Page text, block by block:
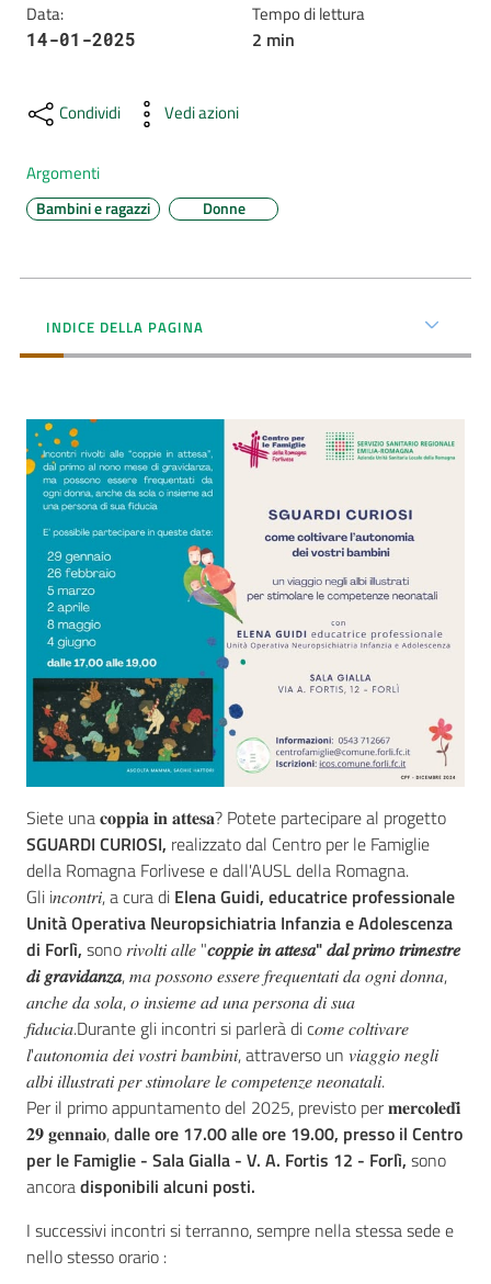
Carta
Servizi
a...
e
su
Data:
14-01-2025
Tempo di lettura
2 min
Condividi Vedi azioni
Argomenti
Bambini e ragazzi Donne
INDICE DELLA PAGINA
Siete una 𝐜𝐨𝐩𝐩𝐢𝐚 𝐢𝐧 𝐚𝐭𝐭𝐞𝐬𝐚? Potete partecipare al progetto
SGUARDI CURIOSI, realizzato dal Centro per le Famiglie
della Romagna Forlivese e dall'AUSL della Romagna.
Gli i𝑛𝑐𝑜𝑛𝑡𝑟𝑖, a cura di Elena Guidi, educatrice professionale
Unità Operativa Neuropsichiatria Infanzia e Adolescenza
di Forlì, sono 𝑟𝑖𝑣𝑜𝑙𝑡𝑖 𝑎𝑙𝑙𝑒 "𝑐𝑜𝑝𝑝𝑖𝑒 𝑖𝑛 𝑎𝑡𝑡𝑒𝑠𝑎" 𝑑𝑎𝑙 𝑝𝑟𝑖𝑚𝑜 𝑡𝑟𝑖𝑚𝑒𝑠𝑡𝑟𝑒
𝑑𝑖 𝑔𝑟𝑎𝑣𝑖𝑑𝑎𝑛𝑧𝑎, 𝑚𝑎 𝑝𝑜𝑠𝑠𝑜𝑛𝑜 𝑒𝑠𝑠𝑒𝑟𝑒 𝑓𝑟𝑒𝑞𝑢𝑒𝑛𝑡𝑎𝑡𝑖 𝑑𝑎 𝑜𝑔𝑛𝑖 𝑑𝑜𝑛𝑛𝑎,
𝑎𝑛𝑐ℎ𝑒 𝑑𝑎 𝑠𝑜𝑙𝑎, 𝑜 𝑖𝑛𝑠𝑖𝑒𝑚𝑒 𝑎𝑑 𝑢𝑛𝑎 𝑝𝑒𝑟𝑠𝑜𝑛𝑎 𝑑𝑖 𝑠𝑢𝑎
𝑓𝑖𝑑𝑢𝑐𝑖𝑎.Durante gli incontri si parlerà di c𝑜𝑚𝑒 𝑐𝑜𝑙𝑡𝑖𝑣𝑎𝑟𝑒
𝑙'𝑎𝑢𝑡𝑜𝑛𝑜𝑚𝑖𝑎 𝑑𝑒𝑖 𝑣𝑜𝑠𝑡𝑟𝑖 𝑏𝑎𝑚𝑏𝑖𝑛𝑖, attraverso un 𝑣𝑖𝑎𝑔𝑔𝑖𝑜 𝑛𝑒𝑔𝑙𝑖
𝑎𝑙𝑏𝑖 𝑖𝑙𝑙𝑢𝑠𝑡𝑟𝑎𝑡𝑖 𝑝𝑒𝑟 𝑠𝑡𝑖𝑚𝑜𝑙𝑎𝑟𝑒 𝑙𝑒 𝑐𝑜𝑚𝑝𝑒𝑡𝑒𝑛𝑧𝑒 𝑛𝑒𝑜𝑛𝑎𝑡𝑎𝑙𝑖.
Per il primo appuntamento del 2025, previsto per 𝐦𝐞𝐫𝐜𝐨𝐥𝐞𝐝𝐢̀
𝟐𝟗 𝐠𝐞𝐧𝐧𝐚𝐢𝐨,dalle ore 17.00 alle ore 19.00, presso il Centro
per le Famiglie - Sala Gialla - V. A. Fortis 12 - Forlì, sono
ancoradisponibili alcuni posti.
I successivi incontri si terranno, sempre nella stessa sede e
nello stesso orario :